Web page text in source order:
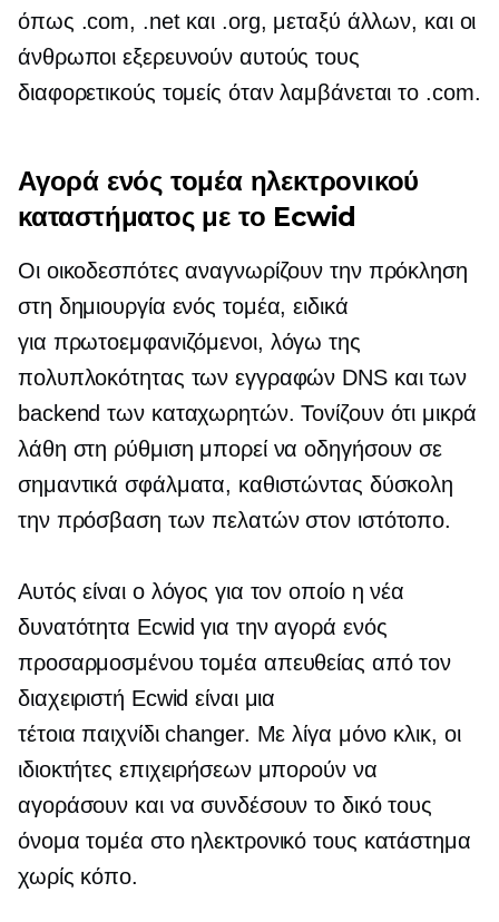
όπως .com, .net και .org, μεταξύ άλλων, και οι
άνθρωποι εξερευνούν αυτούς τους
διαφορετικούς τομείς όταν λαμβάνεται το .com.
Αγορά ενός τομέα ηλεκτρονικού
καταστήματος με το Ecwid
Οι οικοδεσπότες αναγνωρίζουν την πρόκληση
στη δημιουργία ενός τομέα, ειδικά
για πρωτοεμφανιζόμενοι, λόγω της
πολυπλοκότητας των εγγραφών DNS και των
backend των καταχωρητών. Τονίζουν ότι μικρά
λάθη στη ρύθμιση μπορεί να οδηγήσουν σε
σημαντικά σφάλματα, καθιστώντας δύσκολη
την πρόσβαση των πελατών στον ιστότοπο.
Αυτός είναι ο λόγος για τον οποίο η νέα
δυνατότητα Ecwid για την αγορά ενός
προσαρμοσμένου τομέα απευθείας από τον
διαχειριστή Ecwid είναι μια
τέτοιαπαιχνίδι changer. Με λίγα μόνο κλικ, οι
ιδιοκτήτες επιχειρήσεων μπορούν να
αγοράσουν και να συνδέσουν το δικό τους
όνομα τομέα στο ηλεκτρονικό τους κατάστημα
χωρίς κόπο.